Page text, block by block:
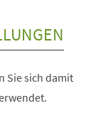
Sie sich damit